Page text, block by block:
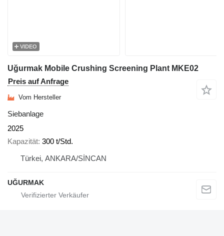
VIDEO
Uğurmak Mobile Crushing Screening Plant MKE02
Preis auf Anfrage
Vom Hersteller
Siebanlage
2025
Kapazität 300 t/Std.
Türkei, ANKARA/SİNCAN
UĞURMAK